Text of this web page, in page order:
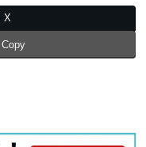
X
Copy